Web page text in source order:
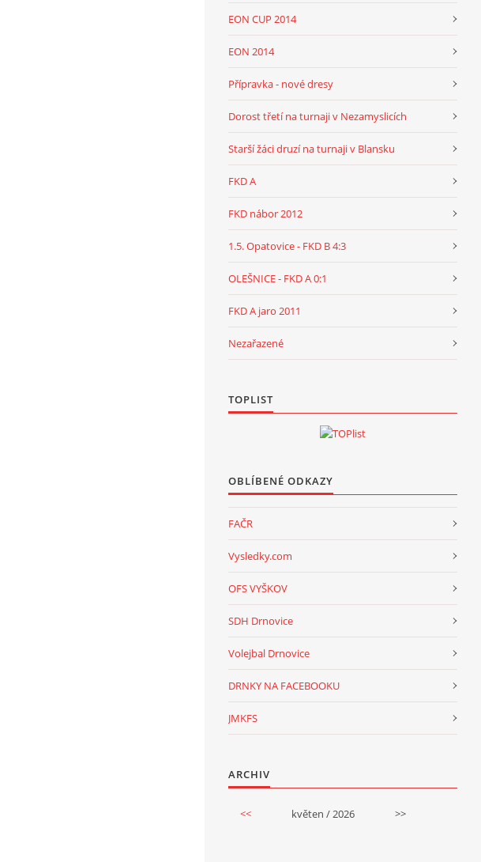
EON CUP 2014
EON 2014
Přípravka - nové dresy
Dorost třetí na turnaji v Nezamyslicích
Starší žáci druzí na turnaji v Blansku
FKD A
FKD nábor 2012
1.5. Opatovice - FKD B 4:3
OLEŠNICE - FKD A 0:1
FKD A jaro 2011
Nezařazené
TOPLIST
OBLÍBENÉ ODKAZY
FAČR
Vysledky.com
OFS VYŠKOV
SDH Drnovice
Volejbal Drnovice
DRNKY NA FACEBOOKU
JMKFS
ARCHIV
<< květen / 2026 >>